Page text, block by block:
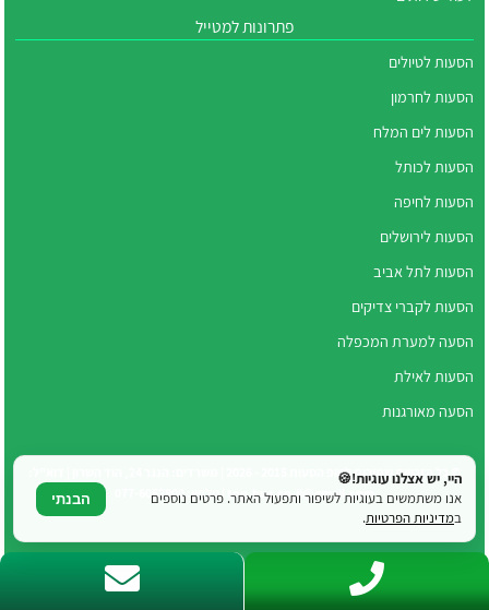
פתרונות למטייל
הסעות לטיולים
הסעות לחרמון
הסעות לים המלח
הסעות לכותל
הסעות לחיפה
הסעות לירושלים
הסעות לתל אביב
הסעות לקברי צדיקים
הסעה למערת המכפלה
הסעות לאילת
הסעה מאורגנות
top.bus.co.il@gmail.com | טלפון: 077-6052800
היי, יש אצלנו עוגיות!🍪
אנו משתמשים בעוגיות לשיפור ותפעול האתר. פרטים נוספים
במדיניות הפרטיות.
הבנתי